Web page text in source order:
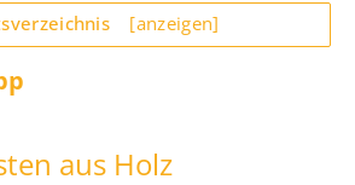
[anzeigen]
aus Holz